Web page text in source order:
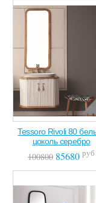
Tessoro Rivoli 80
цоколь серебро
100800 85680 руб